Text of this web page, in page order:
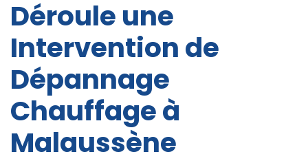
Déroule une
Intervention de
Dépannage
Chauffage à
Malaussène